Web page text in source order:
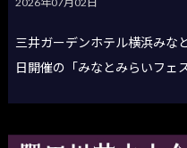
三井ガーデンホテル横浜みな
日開催の「みなとみらいフェ